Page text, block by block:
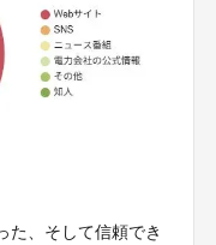
た、そして信頼でき